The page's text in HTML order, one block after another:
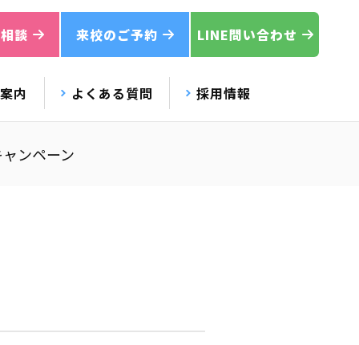
談 来校のご予約 LINE問い合わせ
内 よくある質問 採用情報
ンペーン